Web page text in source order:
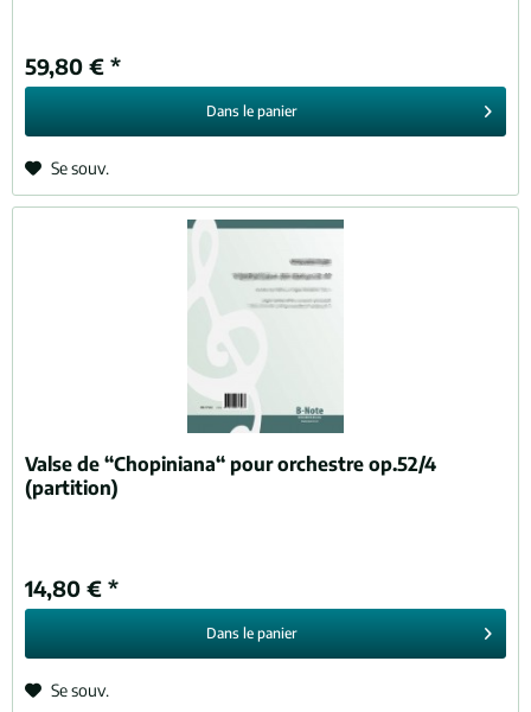
59,80 € *
Dans le panier
Se souv.
Valse de “Chopiniana“ pour orchestre op.52/4
(partition)
14,80 € *
Dans le panier
Se souv.